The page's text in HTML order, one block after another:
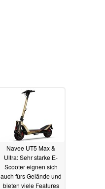
Navee UT5 Max &
Ultra: Sehr starke E-
Scooter eignen sich
auch fürs Gelände und
bieten viele Features